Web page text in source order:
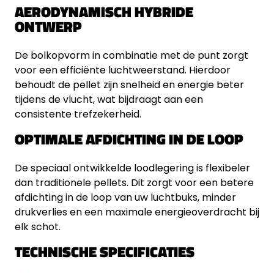
AERODYNAMISCH HYBRIDE
ONTWERP
De bolkopvorm in combinatie met de punt zorgt
voor een efficiënte luchtweerstand. Hierdoor
behoudt de pellet zijn snelheid en energie beter
tijdens de vlucht, wat bijdraagt aan een
consistente trefzekerheid.
OPTIMALE AFDICHTING IN DE LOOP
De speciaal ontwikkelde loodlegering is flexibeler
dan traditionele pellets. Dit zorgt voor een betere
afdichting in de loop van uw luchtbuks, minder
drukverlies en een maximale energieoverdracht bij
elk schot.
TECHNISCHE SPECIFICATIES